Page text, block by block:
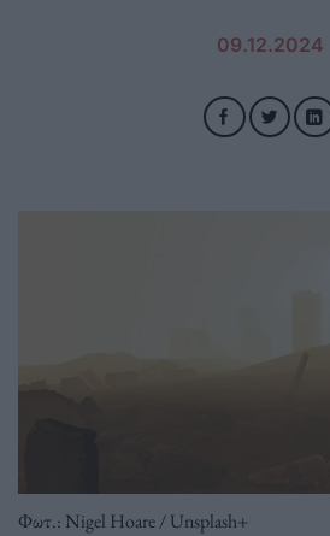
09.12.2024
Φωτ.: Nigel Hoare / Unsplash+